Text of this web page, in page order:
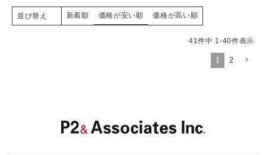
並び替え 新着順 価格が安い順 価格が高い順
41件中 1-40件表示
1 2